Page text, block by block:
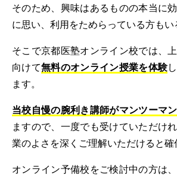
そのため、興味はあるものの本当に
に思い、利用をためらっている方もい
そこで京都医塾オンライン校では、
向けて無料のオンライン授業を体験
ます。
当校自慢の腕利き講師がマンツーマ
ますので、一度でも受けていただけ
業のよさを深くご理解いただけると確
オンライン予備校をご検討中の方は